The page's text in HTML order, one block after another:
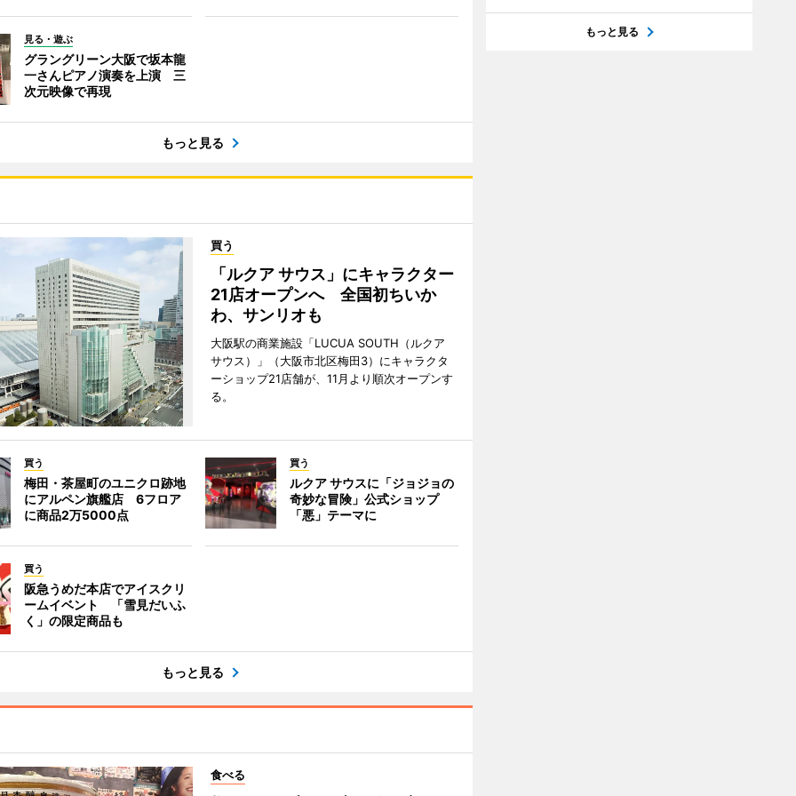
見る・遊ぶ
グラングリーン大阪で坂本龍
一さんピアノ演奏を上演 三
次元映像で再現
もっと見る
買う
「ルクア サウス」にキャラクター
21店オープンへ 全国初ちいか
わ、サンリオも
大阪駅の商業施設「LUCUA SOUTH（ルクア
サウス）」（大阪市北区梅田3）にキャラクタ
ーショップ21店舗が、11月より順次オープンす
る。
買う
梅田・茶屋町のユニクロ跡地
にアルペン旗艦店 6フロア
に商品2万5000点
買う
ルクア サウスに「ジョジョの
奇妙な冒険」公式ショップ
「悪」テーマに
買う
阪急うめだ本店でアイスクリ
ームイベント 「雪見だいふ
く」の限定商品も
もっと見る
食べる
もっと見る